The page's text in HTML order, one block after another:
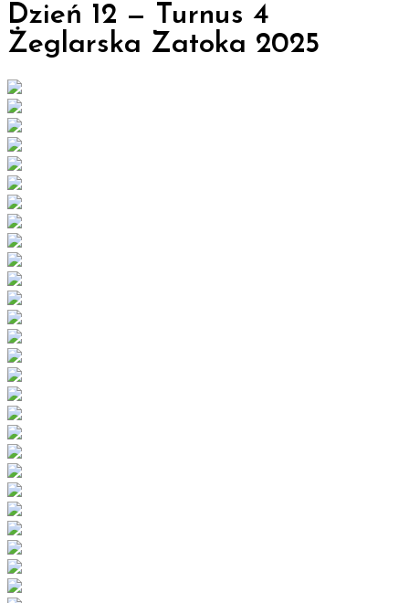
Dzień 12 —
Turnus 4
Żeglarska Zatoka 2025